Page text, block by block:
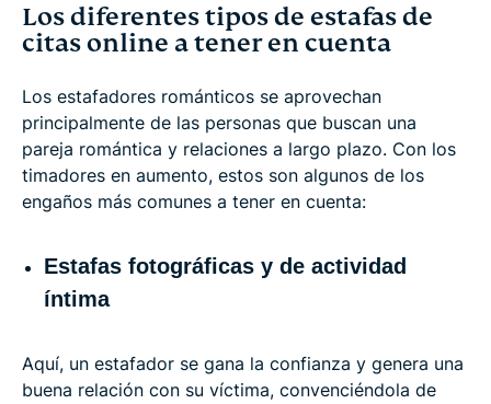
Los diferentes tipos de estafas de
citas online a tener en cuenta
Los estafadores románticos se aprovechan
principalmente de las personas que buscan una
pareja romántica y relaciones a largo plazo. Con los
timadores en aumento, estos son algunos de los
engaños más comunes a tener en cuenta:
Estafas fotográficas y de actividad
íntima
Aquí, un estafador se gana la confianza y genera una
buena relación con su víctima, convenciéndola de